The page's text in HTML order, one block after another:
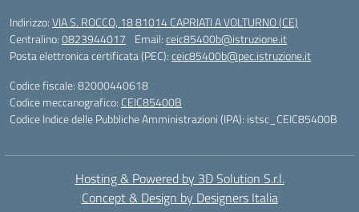
Indirizzo:VIA S. ROCCO, 18 81014 CAPRIATI A VOLTURNO (CE)
Centralino:0823944017 Email:ceic85400b@istruzione.it
Posta elettronica certificata (PEC):ceic85400b@pec.istruzione.it
Codice fiscale: 82000440618
Codice meccanografico: CEIC85400B
Codice Indice delle Pubbliche Amministrazioni (IPA): istsc_CEIC85400B
Hosting & Powered by 3D Solution S.r.l.
Concept & Design by Designers Italia